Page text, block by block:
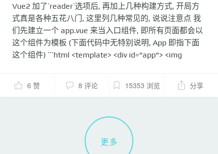
Vue2 加了`reader`选项后, 再加上几种构建方式, 开局方
式真是各种五花八门, 这里列几种常见的, 说说注意点 我
们先建立一个 app.vue 来当入口组件, 即所有页面都会以
这个组件为模板 (下面代码中无特别说明, App 即指下面
这个组件) ```html <template> <div id="app"> <img
以写点其他组件, 或者路由也可以 <router-view>
</router-view> --> </div> </template> ＜script＞
{ name: 'app', components: { Hello } } ＜/script＞
<style> </style> ``` # 方式 1 模板文件: ```html <div
id="app"></div> ``` 注意: vue2 已经...
6 赞 8 评论 15353 浏览 分享
更多